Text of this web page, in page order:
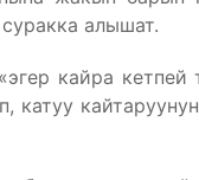
алышат.
кайра кетпей
катуу